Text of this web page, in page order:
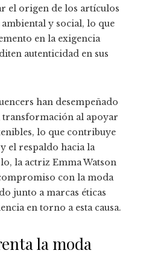
el origen de los artículos
y social, lo que
en la exigencia
autenticidad en sus
han desempeñado
transformación al apoyar
lo que contribuye
el respaldo hacia la
la actriz Emma Watson
con la moda
junto a marcas éticas
en torno a esta causa.
la moda